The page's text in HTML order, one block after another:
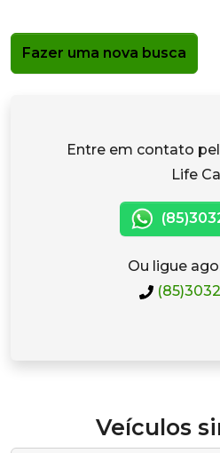
Fazer uma nova busca
Entre em contato
Life
Ou ligue
Veículos